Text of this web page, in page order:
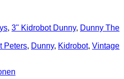
, 3" Kidrobot Dunny, Dunny The
Peters, Dunny, Kidrobot, Vintage